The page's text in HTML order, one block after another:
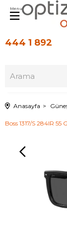
444 1 892
Menu
Anasayfa
Boss 1317/S 284IR